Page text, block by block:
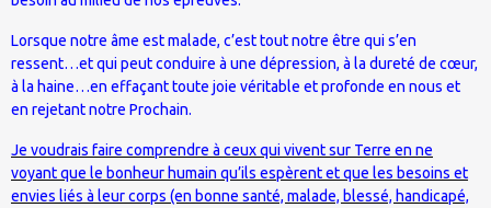
Lorsque notre âme est malade, c’est tout notre être qui s’en
ressent…et qui peut conduire à une dépression, à la dureté de cœur,
à la haine…en effaçant toute joie véritable et profonde en nous et
en rejetant notre Prochain.
Je voudrais faire comprendre à ceux qui vivent sur Terre en ne
voyant que le bonheur humain qu’ils espèrent et que les besoins et
envies liés à leur corps (en bonne santé, malade, blessé, handicapé,